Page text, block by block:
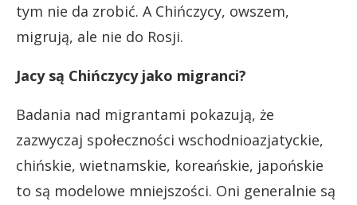
tym nie da zrobić. A Chińczycy, owszem,
migrują, ale nie do Rosji.
Jacy są Chińczycy jako migranci?
Badania nad migrantami pokazują, że
zazwyczaj społeczności wschodnioazjatyckie,
chińskie, wietnamskie, koreańskie, japońskie
to są modelowe mniejszości. Oni generalnie są